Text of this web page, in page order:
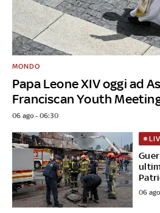
Papa Leone XIV oggi ad
Franciscan Youth
MONDO
06 ago - 06:30
06